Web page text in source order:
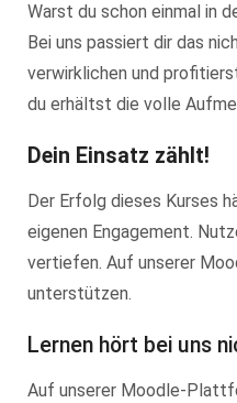
Warst du schon einmal in
Bei uns passiert dir das
verwirklichen und
du erhältst die volle
Dein Einsatz zählt!
Der Erfolg dieses Kurses
eigenen Engagement.
vertiefen. Auf unserer
unterstützen.
Lernen hört bei uns
Auf unserer Moodle-